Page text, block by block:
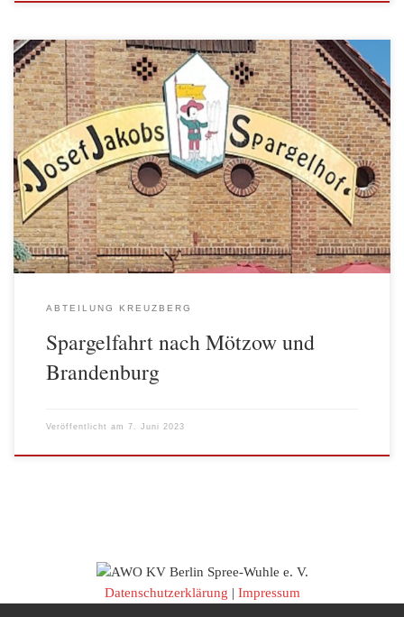
Die diesjährige Spargelfahrt führte die AWO Abteilung Kreuzberg
wie in den vergangenen Jahren zum Domstiftsgut Mötzow. Am 01.
Juni starteten 39 Mitgliedern und Gästen der AWO Abteilung
Kreuzberg bei bestem Wetter von Berlin- Kreuzberg zum
Spargelhof Domstiftsgut Mötzow. Die Fahrt führte über die
Bundesstraße B 5 durch Ortschaften wie Groß […]
ABTEILUNG KREUZBERG
Spargelfahrt nach Mötzow und
Brandenburg
Veröffentlicht am 7. Juni 2023
Datenschutzerklärung | Impressum